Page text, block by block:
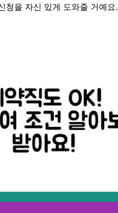
청을 자신 있게 도와줄 거예요.